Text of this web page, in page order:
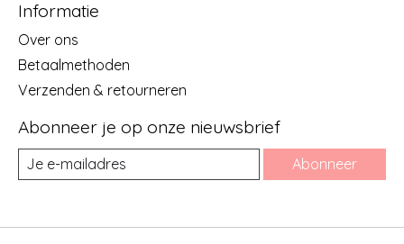
Informatie
Over ons
Betaalmethoden
Verzenden & retourneren
Abonneer je op onze nieuwsbrief
Abonneer